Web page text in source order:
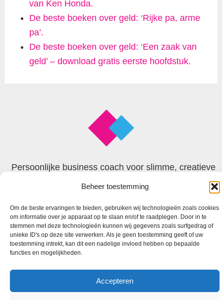
Beheer toestemming
Om de beste ervaringen te bieden, gebruiken wij technologieën zoals cookies
om informatie over je apparaat op te slaan en/of te raadplegen. Door in te
stemmen met deze technologieën kunnen wij gegevens zoals surfgedrag of
unieke ID's op deze site verwerken. Als je geen toestemming geeft of uw
toestemming intrekt, kan dit een nadelige invloed hebben op bepaalde
functies en mogelijkheden.
Accepteren
van Ken Honda.
De beste boeken over geld: ‘Rijke pa, arme
pa’.
De beste boeken over geld: ‘Een zaak van
geld’ – download gratis eerste hoofdstuk.
Persoonlijke business coach voor slimme, creatieve
en begaafde zzp’ers
© 2026 Faxion